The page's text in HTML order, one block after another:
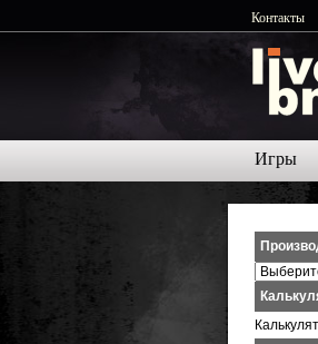
Контакты
Игры